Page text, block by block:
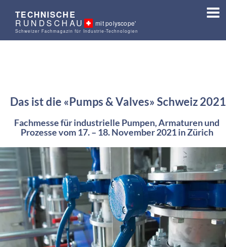
TECHNISCHE
RUNDSCHAU mit polyscope'
Schweizer Fachmagazin für Industrie-Technologien
Das ist die «Pumps & Valves» Schweiz 2021
Fachmesse für industrielle Pumpen, Armaturen und
Prozesse vom 17. – 18. November 2021 in Zürich